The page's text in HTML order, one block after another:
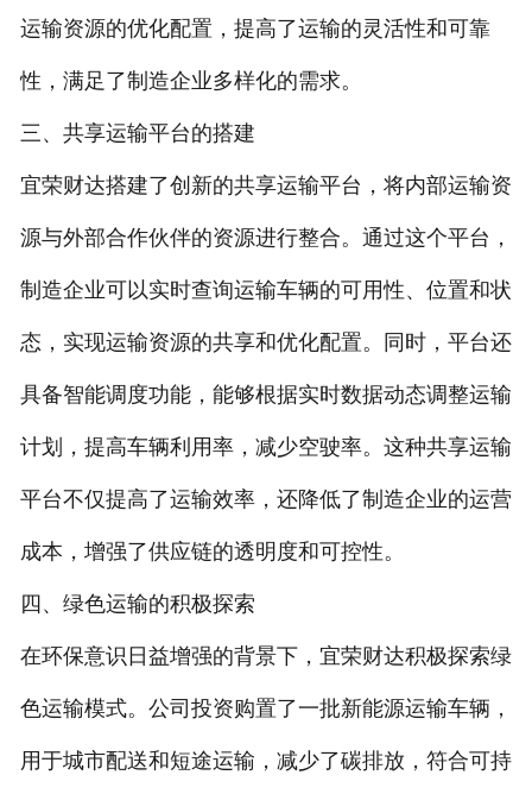
运输资源的优化配置，提高了运输的灵活性和可靠
性，满足了制造企业多样化的需求。
三、共享运输平台的搭建
宜荣财达搭建了创新的共享运输平台，将内部运输资
源与外部合作伙伴的资源进行整合。通过这个平台，
制造企业可以实时查询运输车辆的可用性、位置和状
态，实现运输资源的共享和优化配置。同时，平台还
具备智能调度功能，能够根据实时数据动态调整运输
计划，提高车辆利用率，减少空驶率。这种共享运输
平台不仅提高了运输效率，还降低了制造企业的运营
成本，增强了供应链的透明度和可控性。
四、绿色运输的积极探索
在环保意识日益增强的背景下，宜荣财达积极探索绿
色运输模式。公司投资购置了一批新能源运输车辆，
用于城市配送和短途运输，减少了碳排放，符合可持